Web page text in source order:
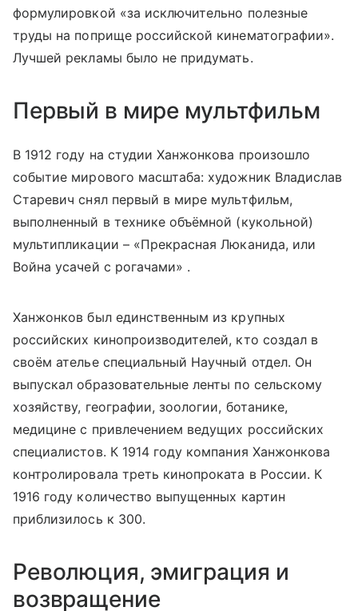
формулировкой «за исключительно полезные
труды на поприще российской кинематографии».
Лучшей рекламы было не придумать.
Первый в мире мультфильм
В 1912 году на студии Ханжонкова произошло
событие мирового масштаба: художник Владислав
Старевич снял первый в мире мультфильм,
выполненный в технике объёмной (кукольной)
мультипликации – «Прекрасная Люканида, или
Война усачей с рогачами» .
Ханжонков был единственным из крупных
российских кинопроизводителей, кто создал в
своём ателье специальный Научный отдел. Он
выпускал образовательные ленты по сельскому
хозяйству, географии, зоологии, ботанике,
медицине с привлечением ведущих российских
специалистов. К 1914 году компания Ханжонкова
контролировала треть кинопроката в России. К
1916 году количество выпущенных картин
приблизилось к 300.
Революция, эмиграция и
возвращение